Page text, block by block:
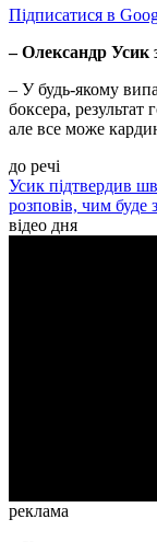
Підписатися в
– Олександр Усик
– У будь-якому
боксера, результат
але все може
до речі
Усик підтвердив
розповів, чим буде
відео дня
реклама